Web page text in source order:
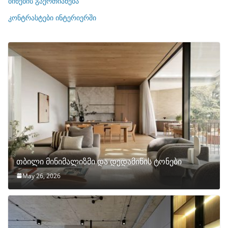
ბ
ი
კონტრასტები ინტერიერში
თბილი მინიმალიზმი და დედამიწის ტონები
May 26, 2026